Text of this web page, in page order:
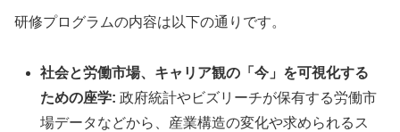
研修プログラムの内容は以下の通りです。
社会と労働市場、キャリア観の「今」を可視化する
ための座学: 政府統計やビズリーチが保有する労働市
場データなどから、産業構造の変化や求められるス